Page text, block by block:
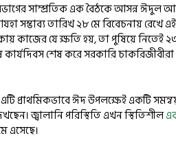
সাম্প্রতিক এক বৈঠকে আসন্ন
সম্ভাব্য তারিখ ২৮ মে বিবেচনায় রেখে এই
কাজের যে ক্ষতি হয়, তা পুষিয়ে নিতেই ২৩
শেষ করে সরকারি
প্রাথমিকভাবে ঈদ উপলক্ষেই একটি
জ্বালানি পরিস্থিতি এখন স্থিতিশীল
এসেছে।